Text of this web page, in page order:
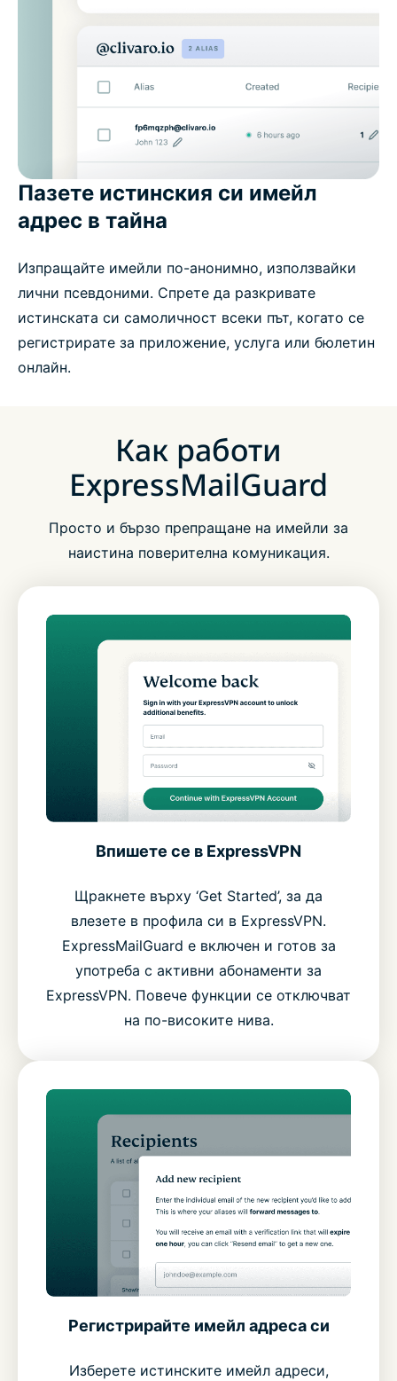
Пазете истинския си имейл
адрес в тайна
Изпращайте имейли по-анонимно, използвайки
лични псевдоними. Спрете да разкривате
истинската си самоличност всеки път, когато се
регистрирате за приложение, услуга или бюлетин
онлайн.
Как работи
ExpressMailGuard
Просто и бързо препращане на имейли за
наистина поверителна комуникация.
Впишете се в ExpressVPN
Щракнете върху ‘Get Started’, за да
влезете в профила си в ExpressVPN.
ExpressMailGuard е включен и готов за
употреба с активни абонаменти за
ExpressVPN. Повече функции се отключват
на по-високите нива.
Регистрирайте имейл адреса си
Изберете истинските имейл адреси,